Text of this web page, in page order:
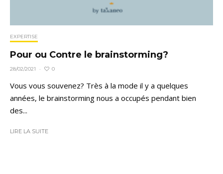
EXPERTISE
Pour ou Contre le brainstorming?
28/02/2021 · 0
Vous vous souvenez? Très à la mode il y a quelques
années, le brainstorming nous a occupés pendant bien
des...
LIRE LA SUITE